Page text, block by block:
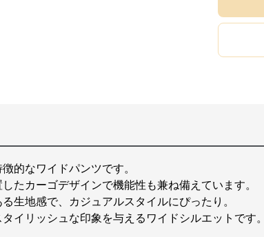
的なワイドパンツです。
たカーゴデザインで機能性も兼ね備えています。
生地感で、カジュアルスタイルにぴったり。
イリッシュな印象を与えるワイドシルエットです。